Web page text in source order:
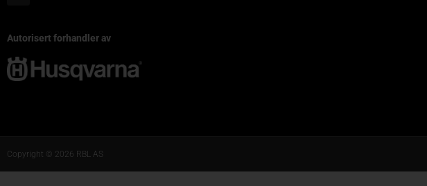
Autorisert forhandler av
Copyright © 2026 RBL AS